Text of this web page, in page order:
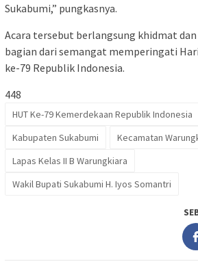
Sukabumi,” pungkasnya.
Acara tersebut berlangsung khidmat dan
bagian dari semangat memperingati
ke-79 Republik Indonesia.
448
HUT Ke-79 Kemerdekaan Republik Indonesia
Kabupaten Sukabumi
Kecamatan
Lapas Kelas II B Warungkiara
Wakil Bupati Sukabumi H. Iyos Somantri